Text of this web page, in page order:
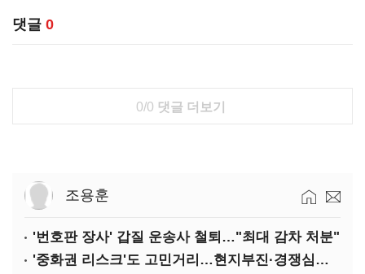
댓글 0
0/0 댓글 더보기
조용훈
'번호판 장사' 갑질 운송사 철퇴…"최대 감차 처분"
'중화권 리스크'도 고민거리…현지부진·경쟁심화·양안냉각